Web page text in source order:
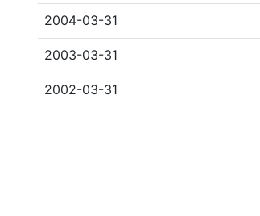
2004-03-31
2003-03-31
2002-03-31